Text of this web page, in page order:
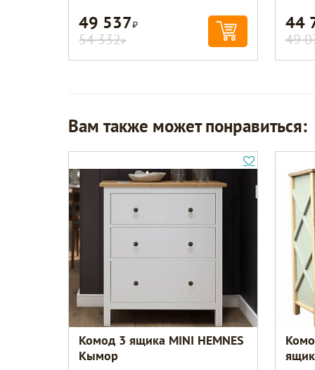
49 537Р
54 332Р
44
49
Вам также может понравиться:
Комод 3 ящика MINI HEMNES
Кымор